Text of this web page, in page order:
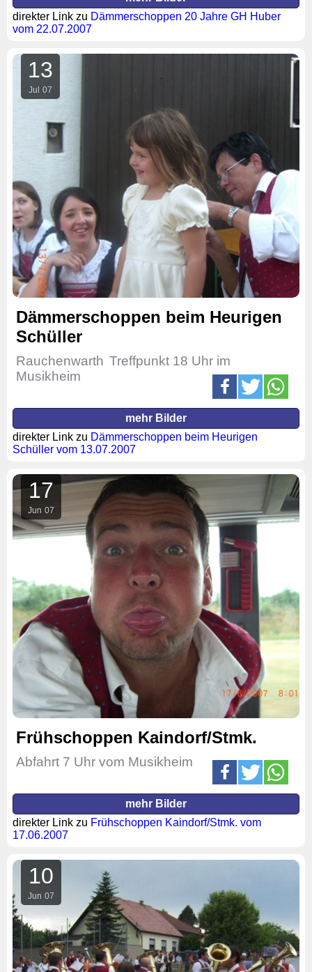
direkter Link zu Dämmerschoppen 20 Jahre GH Huber
vom 22.07.2007
13
Jul 07
Dämmerschoppen beim Heurigen
Schüller
Rauchenwarth Treffpunkt 18 Uhr im
Musikheim
mehr Bilder
direkter Link zu Dämmerschoppen beim Heurigen
Schüller vom 13.07.2007
17
Jun 07
Frühschoppen Kaindorf/Stmk.
Abfahrt 7 Uhr vom Musikheim
mehr Bilder
direkter Link zu Frühschoppen Kaindorf/Stmk. vom
17.06.2007
10
Jun 07